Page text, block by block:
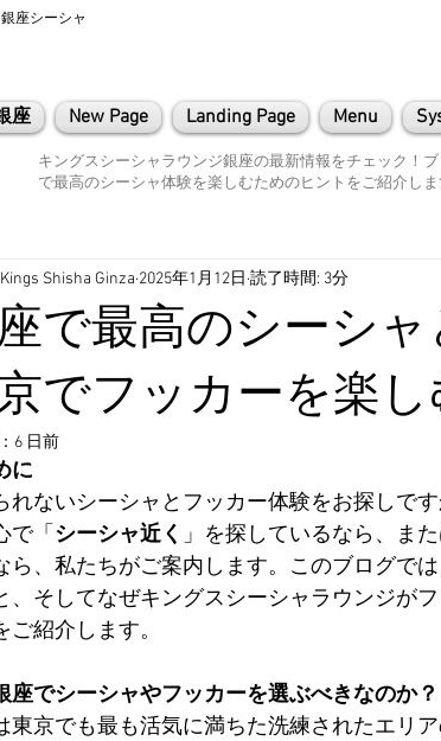
銀座シーシャ
座 New Page Landing Page Menu
で最高のシーシャ
でフッカーを楽し
Kings Shisha Ginza 2025年1月12日 読了時間: 3分
6 日前
に
れないシーシャとフッカー体験をお探しで
で「 シーシャ近く 」を探しているなら、ま
ら、私たちがご案内します。このブログでは
、そしてなぜキングスシーシャラウンジが
ご紹介します。
座でシーシャやフッカーを選ぶべきなのか？
東京でも最も活気に満ちた洗練されたエリ
キングスシーシャラウンジ銀座の最新情報をチェック！
で最高のシーシャ体験を楽しむためのヒントをご紹介しま